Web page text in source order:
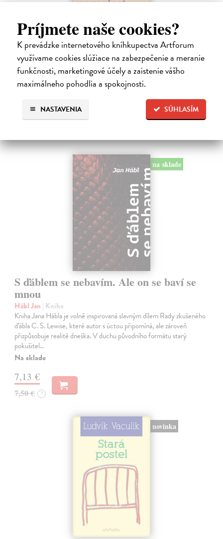
Príjmete naše cookies?
K prevádzke internetového kníhkupectva Artforum
využívame cookies slúžiace na zabezpečenie a meranie
funkčnosti, marketingové účely a zaistenie vášho
maximálneho pohodlia a spokojnosti.
SÚHLASÍM
NASTAVENIA
Pomalost
Kundera Milan | Kniha
Pomalost, chronologicky první ze čtyř románů Milana Kundery
napsaných francouzsky, vychází v českém překladu Anny
Kareninové. Vydávání Kunderových románů v českém jazyce se
uzavírá.
14,73 €
na sklade
S ďáblem se nebavím. Ale on se baví se
mnou
Hábl Jan | Kniha
Kniha Jana Hábla je volně inspirovaná slavným dílem Rady zkušeného
ďábla C. S. Lewise, které autor s úctou připomíná, ale zároveň
přizpůsobuje realitě dneška. V duchu původního formátu starý
pokušitel…
Na sklade
7,13 €
7,50 € ?
novinka